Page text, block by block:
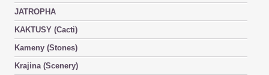
JATROPHA
KAKTUSY (Cacti)
Kameny (Stones)
Krajina (Scenery)